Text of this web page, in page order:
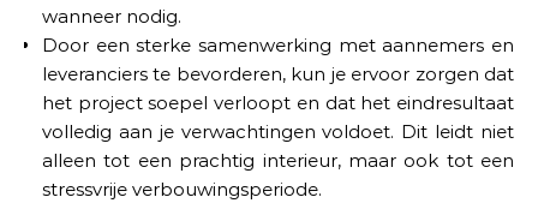
wanneer nodig.
Door een sterke samenwerking met aannemers en
leveranciers te bevorderen, kun je ervoor zorgen dat
het project soepel verloopt en dat het eindresultaat
volledig aan je verwachtingen voldoet. Dit leidt niet
alleen tot een prachtig interieur, maar ook tot een
stressvrije verbouwingsperiode.